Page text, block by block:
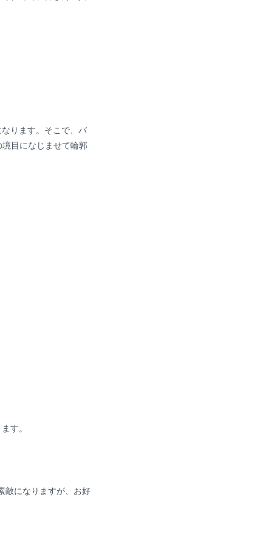
ります。そこで、バ
目になじませて輪郭
す。
敵になりますが、お好